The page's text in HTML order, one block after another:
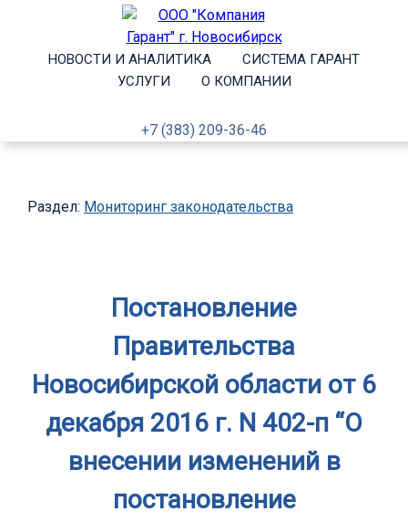
НОВОСТИ И АНАЛИТИКА
СИСТЕМА ГАРАНТ
УСЛУГИ
О КОМПАНИИ
+7 (383) 209-36-46
Раздел: Мониторинг законодательства
Постановление
Правительства
Новосибирской области от 6
декабря 2016 г. N 402-п “О
внесении изменений в
постановление